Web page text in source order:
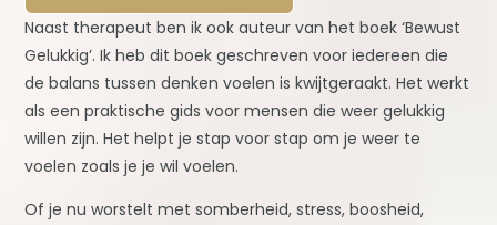
Naast therapeut ben ik ook auteur van het boek ‘Bewust
Gelukkig’. Ik heb dit boek geschreven voor iedereen die
de balans tussen denken voelen is kwijtgeraakt. Het werkt
als een praktische gids voor mensen die weer gelukkig
willen zijn. Het helpt je stap voor stap om je weer te
voelen zoals je je wil voelen.
Of je nu worstelt met somberheid, stress, boosheid,